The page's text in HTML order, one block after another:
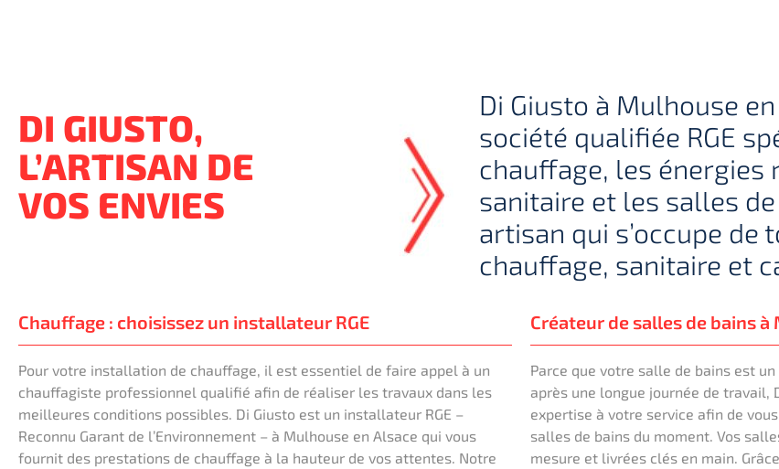
DI GIUSTO,
L’ARTISAN DE
VOS ENVIES
Di Giusto à Mulhouse
société qualifiée RGE
chauffage, les énergies
sanitaire et les salles de
artisan qui s’occupe de
chauffage, sanitaire et
Chauffage : choisissez un installateur RGE
Pour votre installation de chauffage, il est essentiel de faire appel à un
chauffagiste professionnel qualifié afin de réaliser les travaux dans les
meilleures conditions possibles. Di Giusto est un installateur RGE –
Reconnu Garant de l’Environnement – à Mulhouse en Alsace qui vous
fournit des prestations de chauffage à la hauteur de vos attentes. Notre
Créateur de salles de bains à
Parce que votre salle de bains est
après une longue journée de travail,
expertise à votre service afin de
salles de bains du moment. Vos
mesure et livrées clés en main.